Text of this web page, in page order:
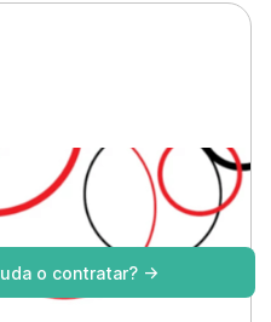
o contratar? ->